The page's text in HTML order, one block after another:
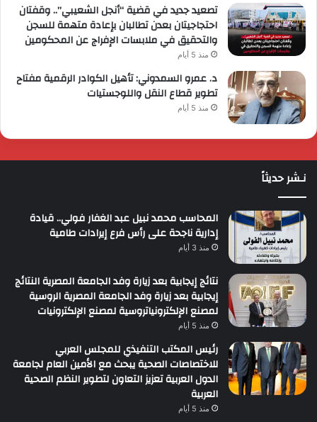
تصعيد جديد في قضية “أنجل الشعيبي”.. وقفتان
احتجاجيتان بعدن تطالبان بإعادة متهمة للسجن
والتحقيق في ملابسات الإفراج عن المحكومين
منذ 5 أيام
د. عمرو السمدوني: تأهيل الكوادر الرقمية مفتاح
تطوير قطاع النقل واللوجستيات
منذ 5 أيام
نـشر حديثاً
المحاسب محمد نبيل عبد الغفار فولي.. قيادة
إدارية ناجحة على رأس فرع إيرادات طامية
منذ 3 أيام
نتائج إيجابية بعد زيارة وفد الجامعة المصرية النتائج
إيجابية بعد زيارة وفد الجامعة المصرية الروسية
لمصنع الإلكترونياتروسية لمصنع الإلكترونيات
منذ 5 أيام
رئيس المكتب التنفيذي للمجلس العربي
للاختصاصات الصحية يبحث مع الأمين العام لجامعة
الدول العربية تعزيز التعاون لتطوير النظم الصحية
العربية
منذ 5 أيام